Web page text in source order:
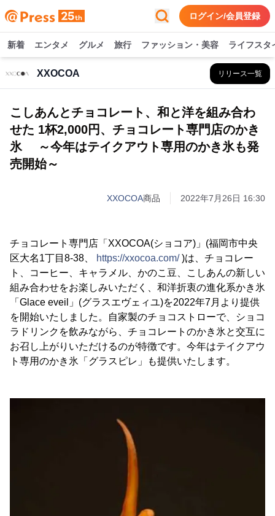
ログイン/会員登録
新着 エンタメ グルメ 旅行 ファッション・美容 ライフスタ
XXOCOA リリース一覧
こしあんとチョコレート、和と洋を組み合わ
せた 1杯2,000円、チョコレート専門店のかき
氷 ～今年はテイクアウト専用のかき氷も発
売開始～
XXOCOA商品 2022年7月26日 16:30
チョコレート専門店「XXOCOA(ショコア)」(福岡市中央
区大名1丁目8-38、
https://xxocoa.com/)は、チョコレー
ト、コーヒー、キャラメル、かのこ豆、こしあんの新しい
組み合わせをお楽しみいただく、和洋折衷の進化系かき氷
「Glace eveil」(グラスエヴェィユ)を2022年7月より提供
を開始いたしました。自家製のチョコストローで、ショコ
ラドリンクを飲みながら、チョコレートのかき氷と交互に
お召し上がりいただけるのが特徴です。今年はテイクアウ
ト専用のかき氷「グラスピレ」も提供いたします。